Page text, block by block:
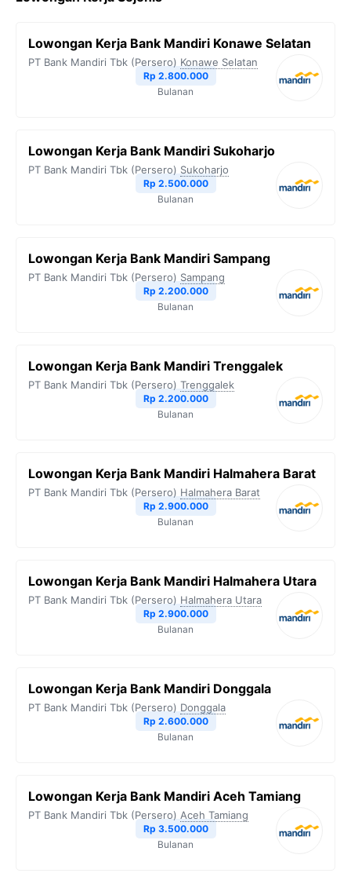
Lowongan Kerja Bank Mandiri Konawe Selatan
PT Bank Mandiri Tbk (Persero) Konawe Selatan
Rp 2.800.000
Bulanan
Lowongan Kerja Bank Mandiri Sukoharjo
PT Bank Mandiri Tbk (Persero) Sukoharjo
Rp 2.500.000
Bulanan
Lowongan Kerja Bank Mandiri Sampang
PT Bank Mandiri Tbk (Persero) Sampang
Rp 2.200.000
Bulanan
Lowongan Kerja Bank Mandiri Trenggalek
PT Bank Mandiri Tbk (Persero) Trenggalek
Rp 2.200.000
Bulanan
Lowongan Kerja Bank Mandiri Halmahera Barat
PT Bank Mandiri Tbk (Persero) Halmahera Barat
Rp 2.900.000
Bulanan
Lowongan Kerja Bank Mandiri Halmahera Utara
PT Bank Mandiri Tbk (Persero) Halmahera Utara
Rp 2.900.000
Bulanan
Lowongan Kerja Bank Mandiri Donggala
PT Bank Mandiri Tbk (Persero) Donggala
Rp 2.600.000
Bulanan
Lowongan Kerja Bank Mandiri Aceh Tamiang
PT Bank Mandiri Tbk (Persero) Aceh Tamiang
Rp 3.500.000
Bulanan